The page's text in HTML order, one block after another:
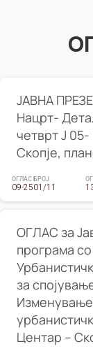
ЈАВНА
Нацрт-
четврт Ј
Скопје,
ОГЛАС БРОЈ
09-2501/11
ОГЛАС за
програма
за
Центар –